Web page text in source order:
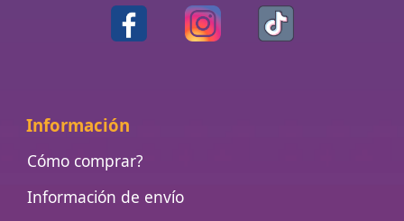
Información
Cómo comprar?
Información de envío